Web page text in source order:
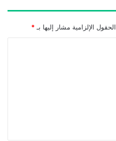
الحقول الإلزامية مشار إليها بـ *